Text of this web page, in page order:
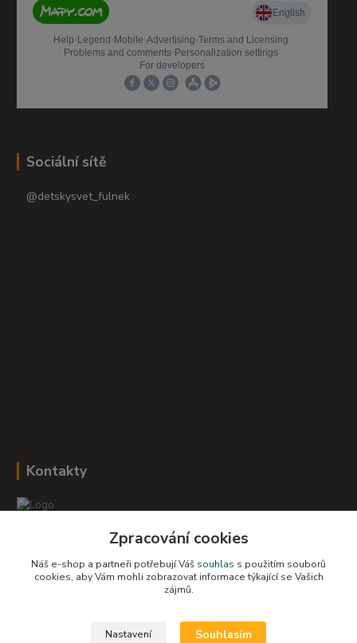
Sociální sítě
@detskysvet_fulnek
Kontakty
+420 604 278 943
obchod-detskysvet@seznam.cz
Zpracování cookies
Náš e-shop a partneři potřebují Váš souhlas s použitím souborů
cookies, aby Vám mohli zobrazovat informace týkající se Vašich
zájmů.
Nastavení Souhlasím